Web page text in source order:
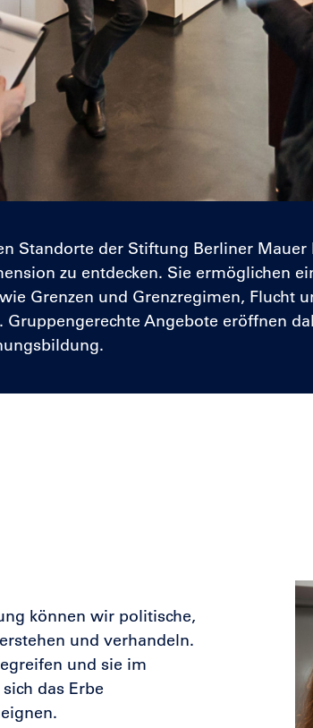
Standorte der Stiftung Berliner Mauer
zu entdecken. Sie ermöglichen
Grenzen und Grenzregimen, Flucht
Angebote eröffnen
können wir politische,
und verhandeln.
und sie im
das Erbe